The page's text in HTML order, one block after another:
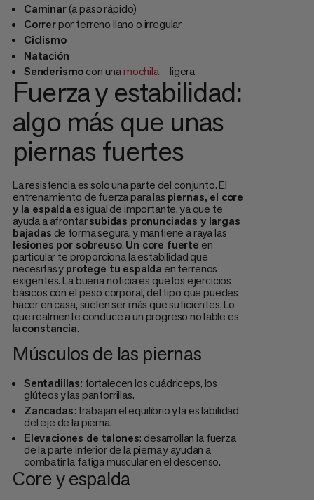
Caminar(a paso rápido)
Correrpor terreno llano o irregular
Ciclismo
Natación
Senderismocon unamochila ligera
Fuerza y estabilidad:
algo más que unas
piernas fuertes
La resistencia es solo una parte del conjunto. El
entrenamiento de fuerza para las piernas, el core
y la espalda es igual de importante, ya que te
ayuda a afrontarsubidas pronunciadas y largas
bajadas de forma segura, y mantiene a raya las
lesiones por sobreuso.Un core fuerte en
particular te proporciona la estabilidad que
necesitas yprotege tu espalda en terrenos
exigentes. La buena noticia es que los ejercicios
básicos con el peso corporal, del tipo que puedes
hacer en casa, suelen ser más que suficientes. Lo
que realmente conduce a un progreso notable es
laconstancia.
Músculos de las piernas
Sentadillas: fortalecen los cuádriceps, los
glúteos y las pantorrillas.
Zancadas: trabajan el equilibrio y la estabilidad
del eje de la pierna.
Elevaciones de talones: desarrollan la fuerza
de la parte inferior de la pierna y ayudan a
combatir la fatiga muscular en el descenso.
Core y espalda